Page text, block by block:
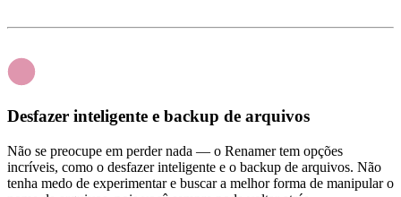
Desfazer inteligente e backup de arquivos
Não se preocupe em perder nada — o Renamer tem opções
incríveis, como o desfazer inteligente e o backup de arquivos. Não
tenha medo de experimentar e buscar a melhor forma de manipular o